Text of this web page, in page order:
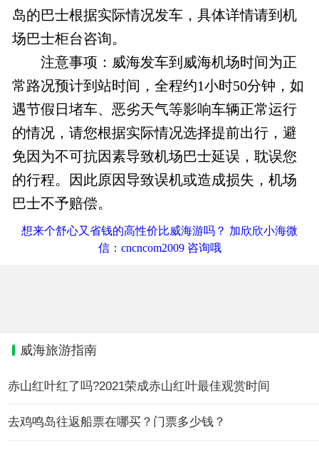
岛的巴士根据实际情况发车，具体详情请到机
场巴士柜台咨询。
注意事项：威海发车到威海机场时间为正
常路况预计到站时间，全程约1小时50分钟，如
遇节假日堵车、恶劣天气等影响车辆正常运行
的情况，请您根据实际情况选择提前出行，避
免因为不可抗因素导致机场巴士延误，耽误您
的行程。因此原因导致误机或造成损失，机场
巴士不予赔偿。
想来个舒心又省钱的高性价比威海游吗？ 加欣欣小海微
信：cncncom2009 咨询哦
威海旅游指南
赤山红叶红了吗?2021荣成赤山红叶最佳观赏时间
去鸡鸣岛往返船票在哪买？门票多少钱？